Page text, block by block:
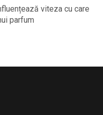
viteza cu care
parfum